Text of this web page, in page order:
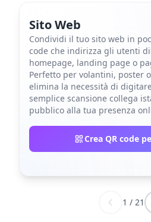
Sito Web
Condividi il tuo sito web in
code che indirizza gli utenti
homepage, landing page o
Perfetto per volantini, poster
elimina la necessità di
semplice scansione collega
pubblico alla tua presenza
Crea QR code
1 / 21